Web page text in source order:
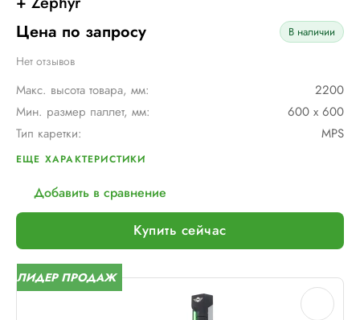
Цена по запросу
В наличии
Нет отзывов
Макс. высота товара, мм:
2200
Мин. размер паллет, мм:
600 х 600
Тип каретки:
MPS
Скорость обмотки:
Макс. грузоподъемность, кг:
Макс. размер паллет, мм:
∞
Шир. рулона с пленкой, мм:
500
Макс. вес рулона с пленкой, кг:
Макс. внеш. диаметр рулона с пленкой, мм:
260
нет
ЕЩЕ ХАРАКТЕРИСТИКИ
Добавить в сравнение
Купить сейчас
ЛИДЕР ПРОДАЖ